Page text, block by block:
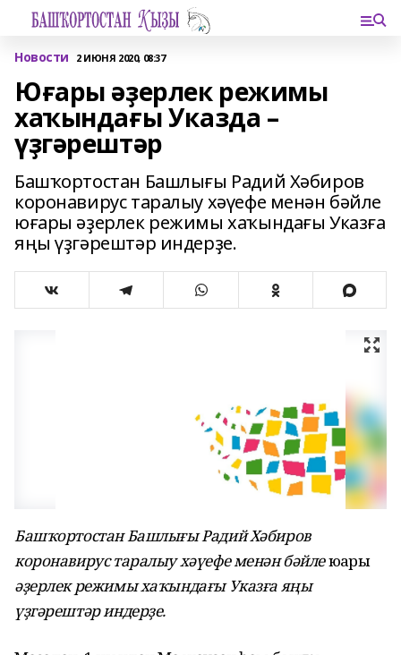
Новости 2 ИЮНЯ 2020, 08:37
Юғары әҙерлек режимы
хаҡындағы Указда –
үҙгәрештәр
Башҡортостан Башлығы Радий Хәбиров
коронавирус таралыу хәүефе менән бәйле
юғары әҙерлек режимы хаҡындағы Указға
яңы үҙгәрештәр индерҙе.
Башҡортостан Башлығы Радий Хәбиров
коронавирус таралыу хәүефе менән бәйлеюғары
әҙерлек режимы хаҡындағы Указға яңы
үҙгәрештәр индерҙе.